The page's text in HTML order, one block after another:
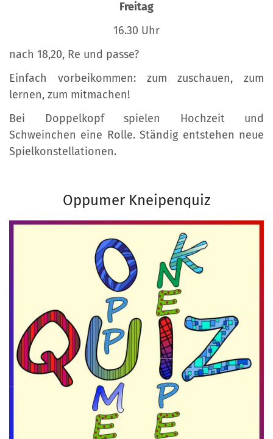
Freitag
16.30 Uhr
nach 18,20, Re und passe?
Einfach vorbeikommen: zum zuschauen, zum
lernen, zum mitmachen!
Bei Doppelkopf spielen Hochzeit und
Schweinchen eine Rolle. Ständig entstehen neue
Spielkonstellationen.
Oppumer Kneipenquiz